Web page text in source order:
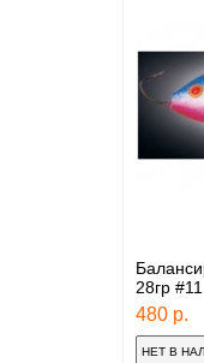
28гр #11
480 р.